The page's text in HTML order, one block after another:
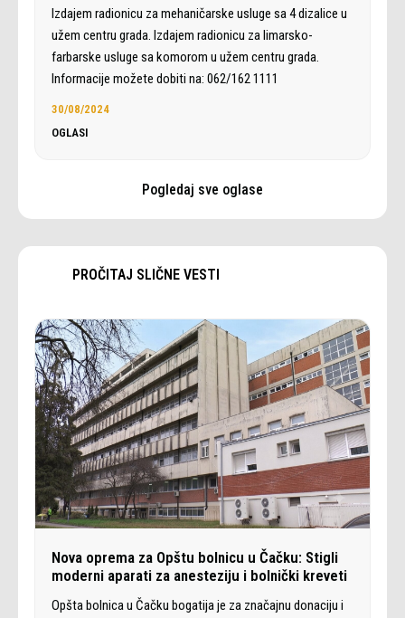
Izdajem radionicu za mehaničarske usluge sa 4 dizalice u
užem centru grada. Izdajem radionicu za limarsko-
farbarske usluge sa komorom u užem centru grada.
Informacije možete dobiti na: 062/162 1111
30/08/2024
OGLASI
Pogledaj sve oglase
PROČITAJ SLIČNE VESTI
Nova oprema za Opštu bolnicu u Čačku: Stigli
moderni aparati za anesteziju i bolnički kreveti
Opšta bolnica u Čačku bogatija je za značajnu donaciju i